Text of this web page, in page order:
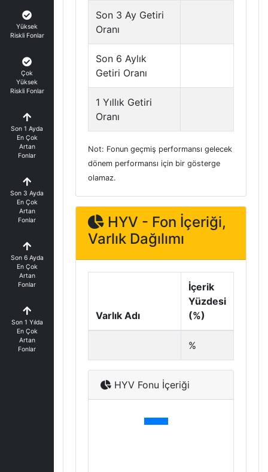
Yüksek
Riskli Fonlar
Çok
Yüksek
Riskli Fonlar
Son 1 Ayda
En Çok
Artan
Fonlar
Son 3 Ayda
En Çok
Artan
Fonlar
Son 6 Ayda
En Çok
Artan
Fonlar
Son 1 Yılda
En Çok
Artan
Fonlar
Son 3 Ay Getiri
Oranı
Son 6 Aylık
Getiri Oranı
1 Yıllık Getiri
Oranı
Not: Fonun geçmiş performansı gelecek
dönem performansı için bir gösterge
olamaz.
HYV - Fon İçeriği,
Varlık Dağılımı
Varlık Adı
İçerik
Yüzdesi
(%)
%
HYV Fonu İçeriği